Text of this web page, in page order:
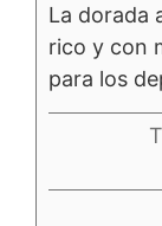
La dorada
rico y con
para los